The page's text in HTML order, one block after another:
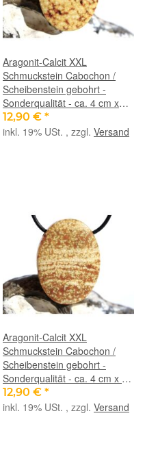
Aragonit-Calcit XXL
Schmuckstein Cabochon /
Scheibenstein gebohrt -
Sonderqualität - ca. 4 cm x
2,9 cm x 0,8 cm
12,90 € *
inkl. 19% USt. , zzgl. Versand
Aragonit-Calcit XXL
Schmuckstein Cabochon /
Scheibenstein gebohrt -
Sonderqualität - ca. 4 cm x 3
cm x 0,9 cm
12,90 € *
inkl. 19% USt. , zzgl. Versand